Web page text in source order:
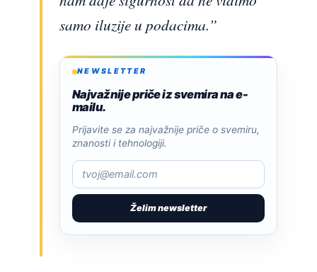
samo iluzije u podacima.”
NEWSLETTER
Najvažnije priče iz svemira na e-
mailu.
Želim newsletter
Prijavite se za najvažnije priče o svemiru,
znanosti i tehnologiji.